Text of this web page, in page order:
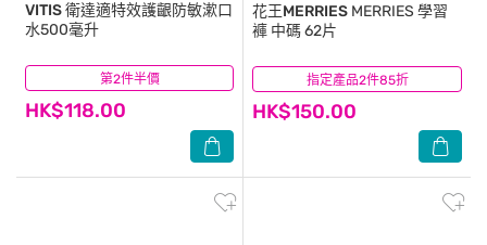
第2件半價
VITIS衛達適特效護齦防敏漱口
水500毫升
HK$118.00
(2) 指定產品2件85折
花王MERRIES MERRIES 學習
褲 中碼 62片
HK$150.00
(3)